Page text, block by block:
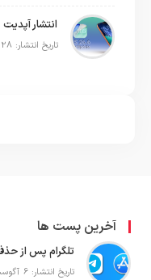
انتشار آپدیت iOS 26.6 و iPadOS 26.6
تاریخ انتشار: 28 جولای 2026
آخرین پست ها
تلگرام پس از
تاریخ انتشار: 6 آگوست 2026